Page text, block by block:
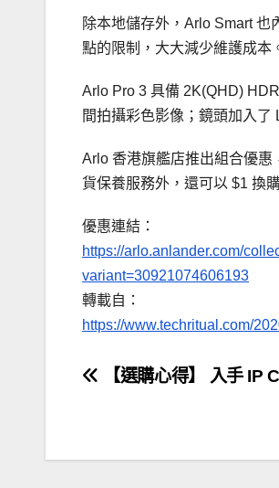
除本地儲存外，Arlo Smart
點的限制，大大減少維護成本
Arlo Pro 3 具備 2K(QHD)
間拍攝彩色影像；鏡頭加入了
Arlo 香港旗艦店推出組合優
貨保養服務外，還可以 $1 換
優惠連結：
https://arlo.anlander.com/
variant=30921074606193
轉載自：
https://www.techritual.com/
文
導
【選購心得】 入手 IP